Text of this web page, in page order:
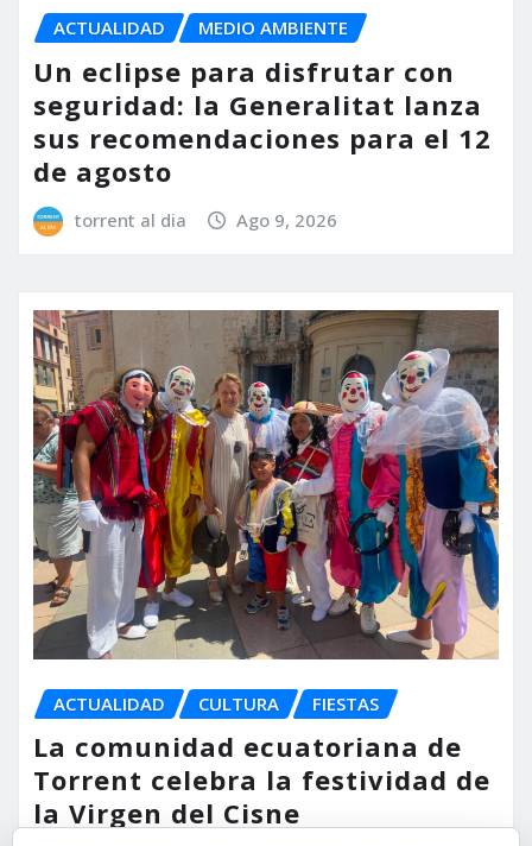
ACTUALIDAD MEDIO AMBIENTE
Un eclipse para disfrutar con
seguridad: la Generalitat lanza
sus recomendaciones para el 12
de agosto
torrent al dia Ago 9, 2026
ACTUALIDAD CULTURA FIESTAS
La comunidad ecuatoriana de
Torrent celebra la festividad de
la Virgen del Cisne